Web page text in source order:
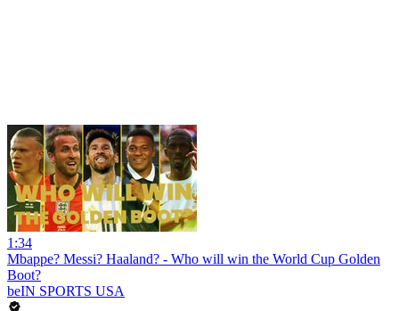
1:34
Mbappe? Messi? Haaland? - Who will win the World Cup Golden
Boot?
beIN SPORTS USA